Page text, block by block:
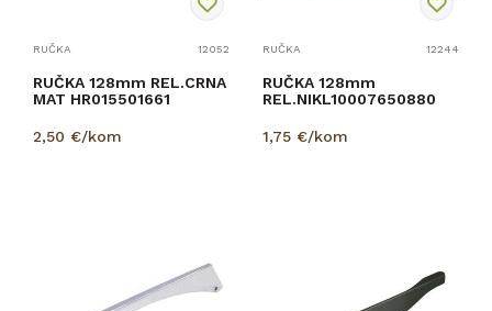
RUČKA 12052
RUČKA 128mm REL.CRNA
MAT HR015501661
2,50 €/kom
RUČKA 12244
RUČKA 128mm
REL.NIKL10007650880
1,75 €/kom